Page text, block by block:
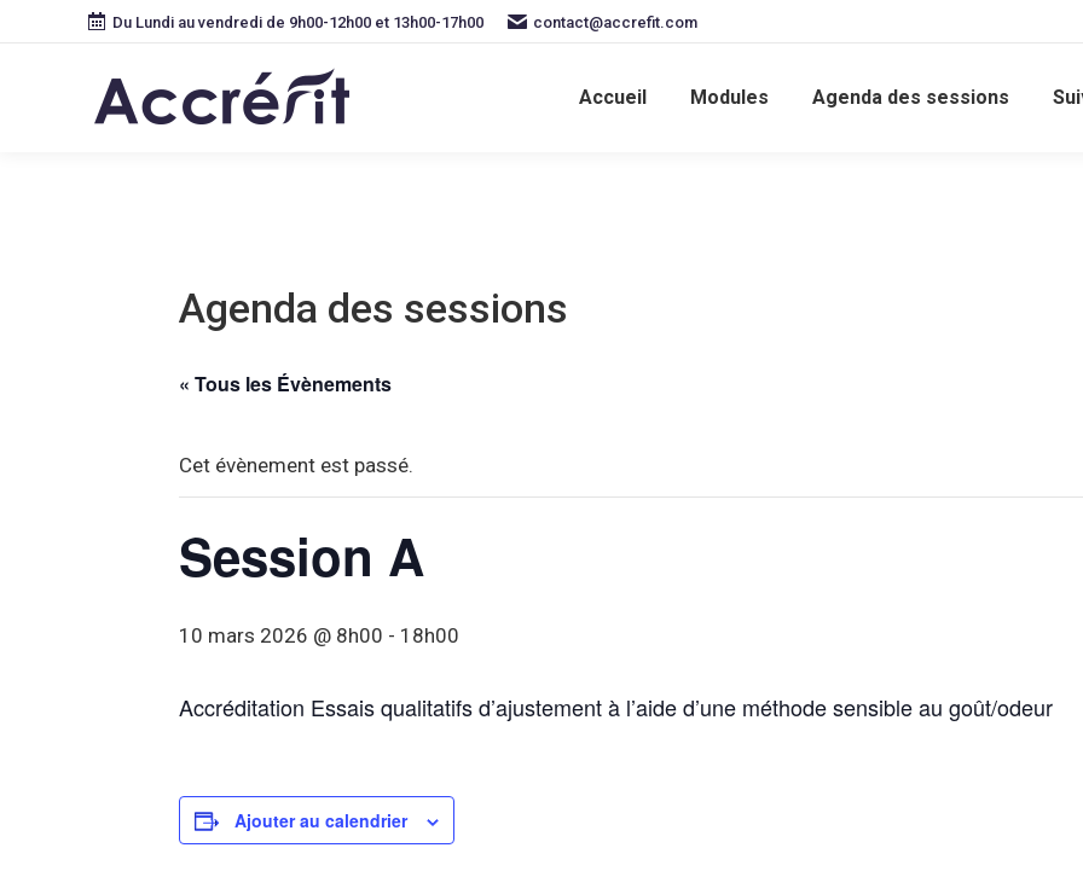
Du Lundi au vendredi de 9h00-12h00 et 13h00-17h00 contact@accrefit.com
Accueil Modules Agenda des sessions
Agenda des sessions
« Tous les Évènements
Cet évènement est passé.
Session A
10 mars 2026 @ 8h00 - 18h00
Accréditation Essais qualitatifs d’ajustement à l’aide d’une méthode sensible au goût/odeur
Ajouter au calendrier